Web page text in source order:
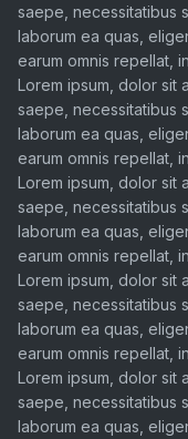
saepe, necessitatibus
laborum ea quas,
earum omnis repellat,
Lorem ipsum, dolor sit
saepe, necessitatibus
laborum ea quas,
earum omnis repellat,
Lorem ipsum, dolor sit
saepe, necessitatibus
laborum ea quas,
earum omnis repellat,
Lorem ipsum, dolor sit
saepe, necessitatibus
laborum ea quas,
earum omnis repellat,
Lorem ipsum, dolor sit
saepe, necessitatibus
laborum ea quas,